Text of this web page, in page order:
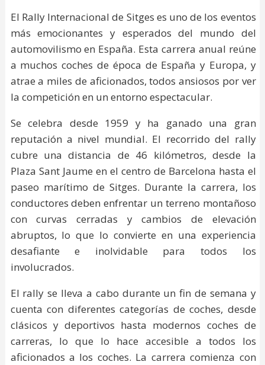
El Rally Internacional de Sitges es uno de los eventos
más emocionantes y esperados del mundo del
automovilismo en España. Esta carrera anual reúne
a muchos coches de época de España y Europa, y
atrae a miles de aficionados, todos ansiosos por ver
la competición en un entorno espectacular.
Se celebra desde 1959 y ha ganado una gran
reputación a nivel mundial. El recorrido del rally
cubre una distancia de 46 kilómetros, desde la
Plaza Sant Jaume en el centro de Barcelona hasta el
paseo marítimo de Sitges. Durante la carrera, los
conductores deben enfrentar un terreno montañoso
con curvas cerradas y cambios de elevación
abruptos, lo que lo convierte en una experiencia
desafiante e inolvidable para todos los
involucrados.
El rally se lleva a cabo durante un fin de semana y
cuenta con diferentes categorías de coches, desde
clásicos y deportivos hasta modernos coches de
carreras, lo que lo hace accesible a todos los
aficionados a los coches. La carrera comienza con